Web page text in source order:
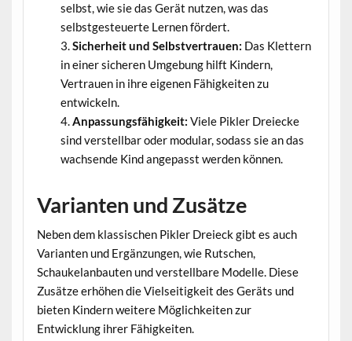
selbst, wie sie das Gerät nutzen, was das
selbstgesteuerte Lernen fördert.
Sicherheit und Selbstvertrauen: Das Klettern
in einer sicheren Umgebung hilft Kindern,
Vertrauen in ihre eigenen Fähigkeiten zu
entwickeln.
Anpassungsfähigkeit: Viele Pikler Dreiecke
sind verstellbar oder modular, sodass sie an das
wachsende Kind angepasst werden können.
Varianten und Zusätze
Neben dem klassischen Pikler Dreieck gibt es auch
Varianten und Ergänzungen, wie Rutschen,
Schaukelanbauten und verstellbare Modelle. Diese
Zusätze erhöhen die Vielseitigkeit des Geräts und
bieten Kindern weitere Möglichkeiten zur
Entwicklung ihrer Fähigkeiten.